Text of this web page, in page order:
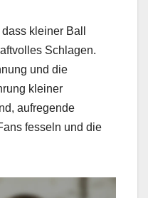
kleiner Ball
Schlagen.
und die
kleiner
aufregende
fesseln und die